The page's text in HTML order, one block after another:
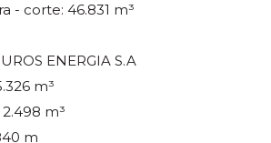
- corte: 46.831 m³
ENERGIA S.A
m³
m³
m